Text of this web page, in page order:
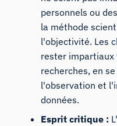
personnels ou
la méthode
l'objectivité. Les
rester impartiaux
recherches, en
l'observation et
données.
Esprit critique :